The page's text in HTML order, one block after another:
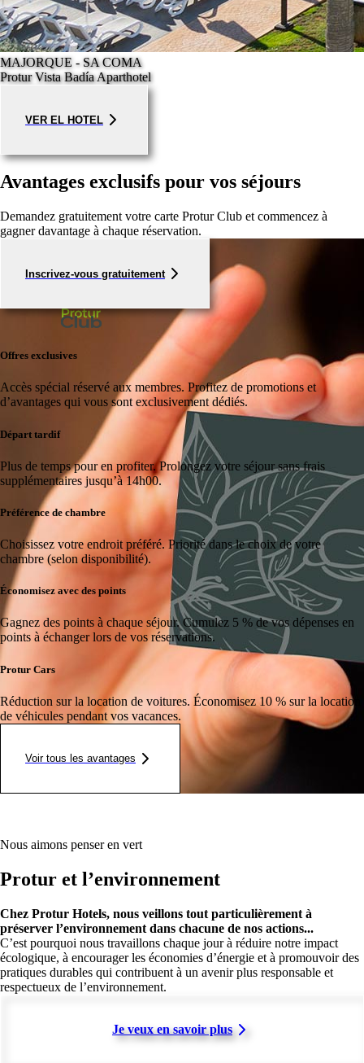
MAJORQUE - SA COMA
Protur Vista Badía Aparthotel
VER EL HOTEL
Avantages exclusifs pour vos séjours
Demandez gratuitement votre carte Protur Club et commencez à
gagner davantage à chaque réservation.
Inscrivez-vous gratuitement
Offres exclusives
Accès spécial réservé aux membres. Profitez de promotions et
d’avantages qui vous sont exclusivement dédiés.
Départ tardif
Plus de temps pour en profiter. Prolongez votre séjour sans frais
supplémentaires jusqu’à 14h00.
Préférence de chambre
Choisissez votre endroit préféré. Priorité dans le choix de votre
chambre (selon disponibilité).
Économisez avec des points
Gagnez des points à chaque séjour. Cumulez 5 % de vos dépenses en
points à échanger lors de vos réservations.
Protur Cars
Réduction sur la location de voitures. Économisez 10 % sur la location
de véhicules pendant vos vacances.
Voir tous les avantages
Nous aimons penser en vert
Protur et l’environnement
Chez Protur Hotels, nous veillons tout particulièrement à
préserver l’environnement dans chacune de nos actions...
C’est pourquoi nous travaillons chaque jour à réduire notre impact
écologique, à encourager les économies d’énergie et à promouvoir des
pratiques durables qui contribuent à un avenir plus responsable et
respectueux de l’environnement.
Je veux en savoir plus